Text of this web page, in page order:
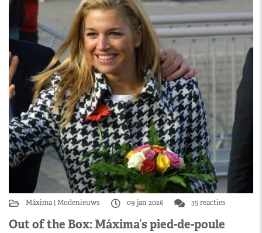
Máxima Modenieuws 09 jan 2026 35 reacties
Out of the Box: Máxima’s pied-de-poule